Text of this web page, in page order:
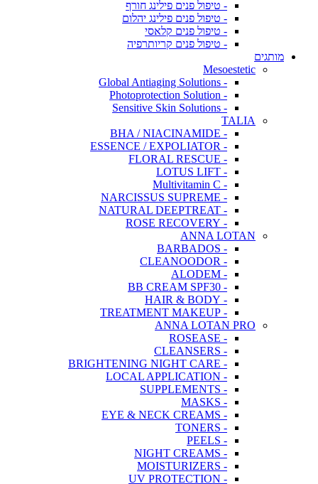
- טיפול פנים פילינג חורף
- טיפול פנים פילינג יהלום
- טיפול פנים קלאסי
- טיפול פנים קריותרפיה
מותגים
Mesoestetic
- Global Antiaging Solutions
- Photoprotection Solution
- Sensitive Skin Solutions
TALIA
- BHA / NIACINAMIDE
- ESSENCE / EXPOLIATOR
- FLORAL RESCUE
- LOTUS LIFT
- Multivitamin C
- NARCISSUS SUPREME
- NATURAL DEEPTREAT
- ROSE RECOVERY
ANNA LOTAN
- BARBADOS
- CLEANOODOR
- ALODEM
- BB CREAM SPF30
- HAIR & BODY
- TREATMENT MAKEUP
ANNA LOTAN PRO
- ROSEASE
- CLEANSERS
- BRIGHTENING NIGHT CARE
- LOCAL APPLICATION
- SUPPLEMENTS
- MASKS
- EYE & NECK CREAMS
- TONERS
- PEELS
- NIGHT CREAMS
- MOISTURIZERS
- UV PROTECTION